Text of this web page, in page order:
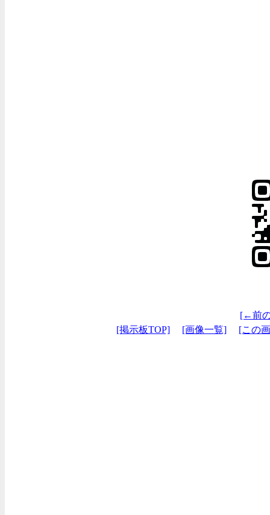
[←前
[掲示板TOP]
[画像一覧] [この